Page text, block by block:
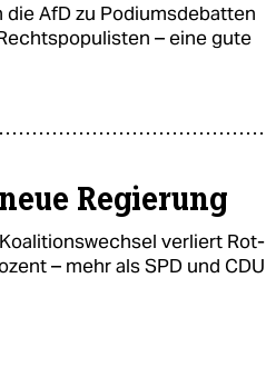
AfD zu Podiumsdebatten
– eine gute
Regierung
verliert Rot-
– mehr als SPD und CDU